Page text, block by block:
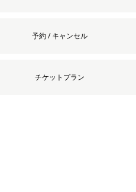
予約 / キャンセル
チケットプラン